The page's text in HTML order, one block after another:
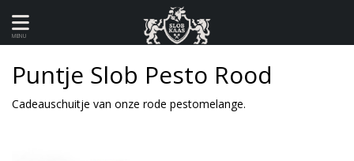
MENU
Puntje Slob Pesto Rood
Cadeauschuitje van onze rode pestomelange.